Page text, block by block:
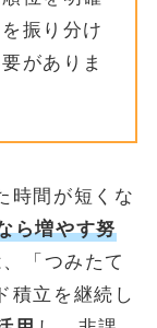
振り分け
がありま
時間が短くな
ら増やす努
「つみたて
積立を継続し